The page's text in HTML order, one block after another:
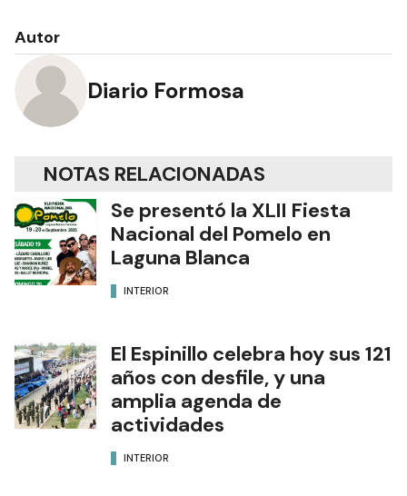
Autor
Diario Formosa
NOTAS RELACIONADAS
Se presentó la XLII Fiesta
Nacional del Pomelo en
Laguna Blanca
INTERIOR
El Espinillo celebra hoy sus 121
años con desfile, y una
amplia agenda de
actividades
INTERIOR